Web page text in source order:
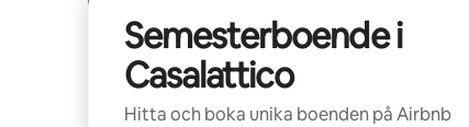
Semesterboende i
Casalattico
Hitta och boka unika boenden på Airbnb